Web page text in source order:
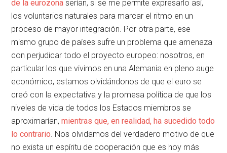
de la eurozona serían, si se me permite expresarlo así,
los voluntarios naturales para marcar el ritmo en un
proceso de mayor integración. Por otra parte, ese
mismo grupo de países sufre un problema que amenaza
con perjudicar todo el proyecto europeo: nosotros, en
particular los que vivimos en una Alemania en pleno auge
económico, estamos olvidándonos de que el euro se
creó con la expectativa y la promesa política de que los
niveles de vida de todos los Estados miembros se
aproximarían,mientras que, en realidad, ha sucedido todo
lo contrario. Nos olvidamos del verdadero motivo de que
no exista un espíritu de cooperación que es hoy más